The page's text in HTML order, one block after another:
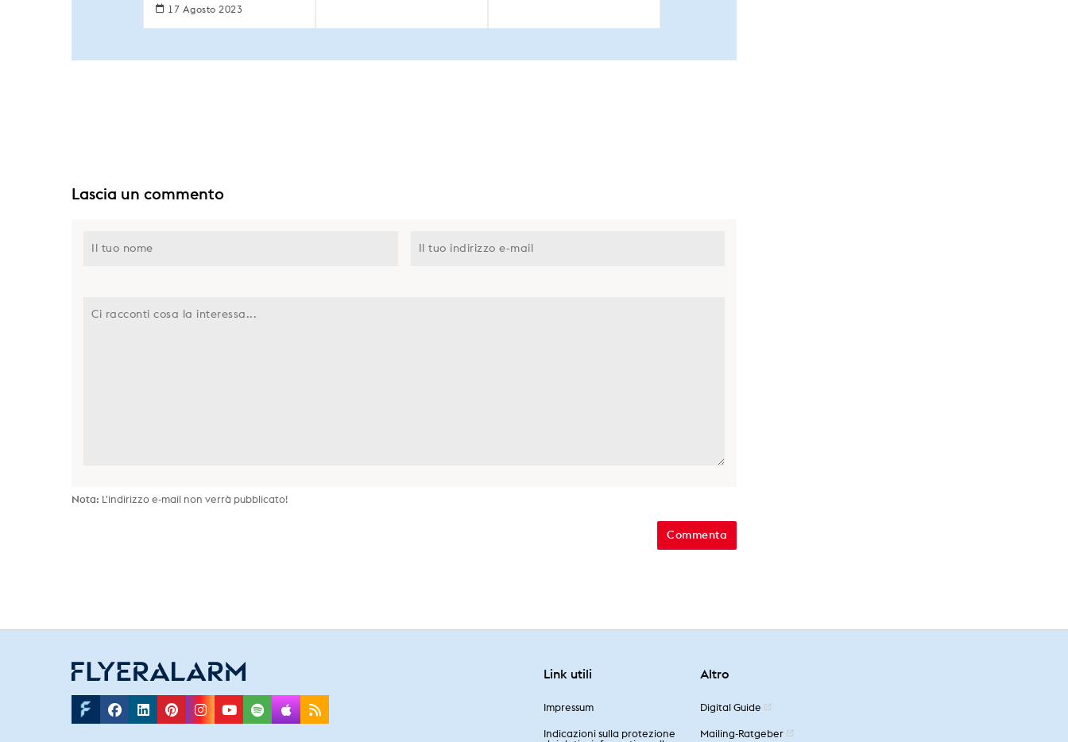
17 Agosto 2023
Lascia un commento
Nota: L'indirizzo e-mail non verrà pubblicato!
Facebook
Linkedin
Pinterest
Instagram
Youtube
SpotifyApplepodcast
Rss
Link utili
Impressum
Indicazioni sulla protezione
Altro
Digital Guide
Mailing-Ratgeber